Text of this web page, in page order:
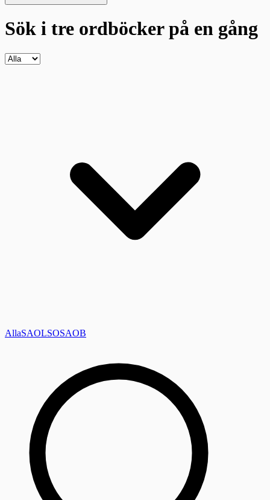
Sök i tre ordböckerpå en gång
AllaSAOLSOSAOB